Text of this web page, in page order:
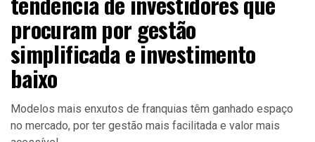
procuram por gestão
simplificada e investimento
baixo
Modelos mais enxutos de franquias têm ganhado espaço
no mercado, por ter gestão mais facilitada e valor mais